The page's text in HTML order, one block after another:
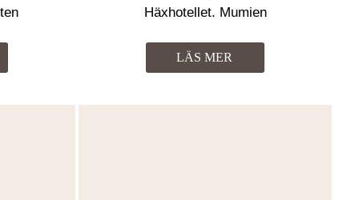
Häxhotellet. Mumien
LÄS MER